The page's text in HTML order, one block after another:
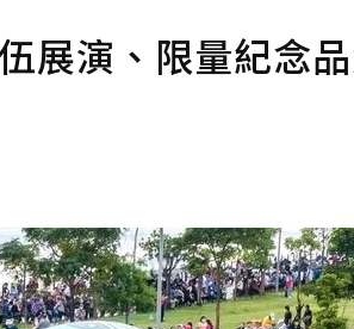
展演、限量紀念